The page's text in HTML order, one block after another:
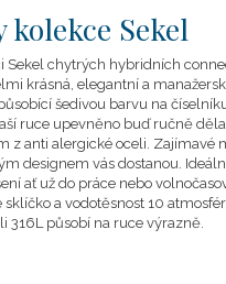
kolekce Sekel
Sekel chytrých hybridních
krásná, elegantní a
šedivou barvu na
ruce upevněno buď ručně
z anti alergické oceli. Zajímavé
designem vás dostanou.
ať už do práce nebo
sklíčko a vodotěsnost 10
316L působí na ruce výrazně.